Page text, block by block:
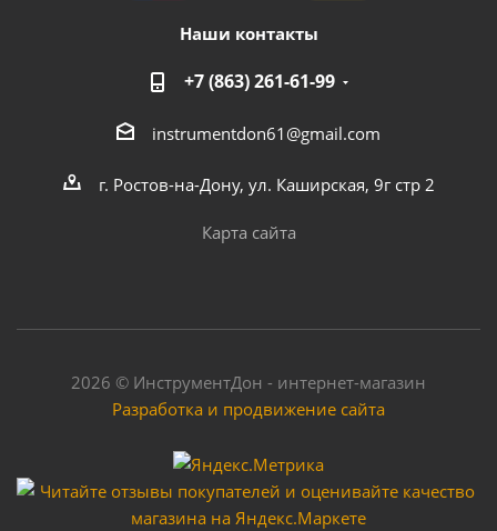
Наши контакты
+7 (863) 261-61-99
instrumentdon61@gmail.com
г. Ростов-на-Дону, ул. Каширская, 9г стр 2
Карта сайта
2026 © ИнструментДон - интернет-магазин
Разработка и продвижение сайта